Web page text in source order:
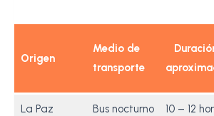
Origen
Medio de
transporte
La Paz Bus nocturno 10 – 12